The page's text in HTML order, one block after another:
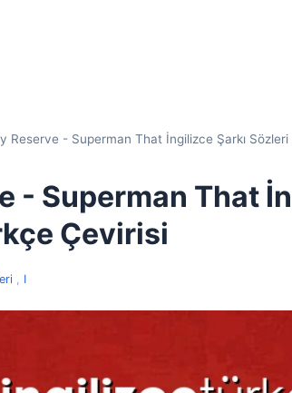
Reserve - Superman That İngilizce Şarkı
- Superman That
Çevirisi
, I